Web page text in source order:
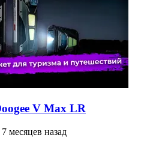
V Max LR
7 месяцев назад